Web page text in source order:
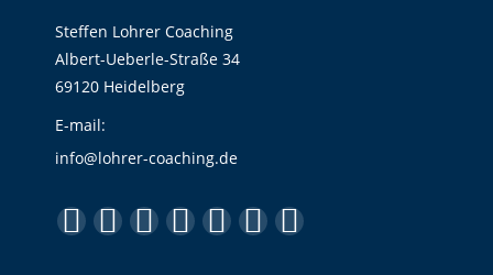
Steffen Lohrer Coaching
Albert-Ueberle-Straße 34
69120 Heidelberg
E-mail:
info@lohrer-coaching.de
Finden Sie uns auf:
FacebookYouTubeLinkedinInstagram
E-
WebsiteXING